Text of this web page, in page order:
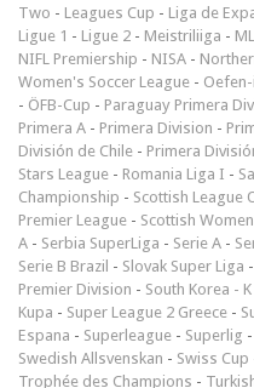
Two - Leagues Cup - Liga de
Ligue 1 - Ligue 2 - Meistriliiga -
NIFL Premiership - NISA -
Women's Soccer League -
- ÖFB-Cup - Paraguay Primera
Primera A - Primera Division -
División de Chile - Primera
Stars League - Romania Liga I -
Championship - Scottish League
Premier League - Scottish
A - Serbia SuperLiga - Serie A -
Serie B Brazil - Slovak Super Liga -
Premier Division - South Korea -
Kupa - Super League 2 Greece -
Espana - Superleague - Superlig -
Swedish Allsvenskan - Swiss Cup
Trophée des Champions -